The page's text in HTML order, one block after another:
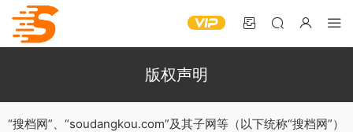
版权声明
“搜档网”、“soudangkou.com”及其子网等（以下统称“搜档网”）